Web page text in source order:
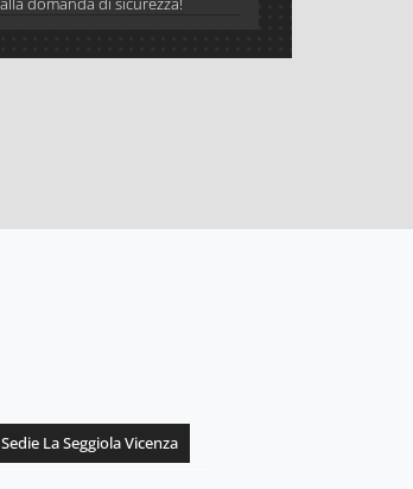
Sedie La Seggiola Vicenza